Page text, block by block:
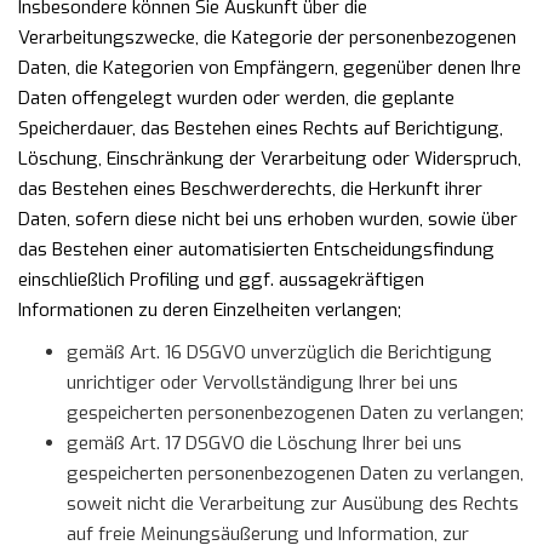
Insbesondere können Sie Auskunft über die
Verarbeitungszwecke, die Kategorie der personenbezogenen
Daten, die Kategorien von Empfängern, gegenüber denen Ihre
Daten offengelegt wurden oder werden, die geplante
Speicherdauer, das Bestehen eines Rechts auf Berichtigung,
Löschung, Einschränkung der Verarbeitung oder Widerspruch,
das Bestehen eines Beschwerderechts, die Herkunft ihrer
Daten, sofern diese nicht bei uns erhoben wurden, sowie über
das Bestehen einer automatisierten Entscheidungsfindung
einschließlich Profiling und ggf. aussagekräftigen
Informationen zu deren Einzelheiten verlangen;
gemäß Art. 16 DSGVO unverzüglich die Berichtigung
unrichtiger oder Vervollständigung Ihrer bei uns
gespeicherten personenbezogenen Daten zu verlangen;
gemäß Art. 17 DSGVO die Löschung Ihrer bei uns
gespeicherten personenbezogenen Daten zu verlangen,
soweit nicht die Verarbeitung zur Ausübung des Rechts
auf freie Meinungsäußerung und Information, zur